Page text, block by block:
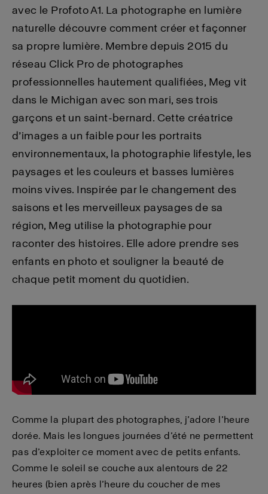
avec le Profoto A1. La photographe en lumière
naturelle découvre comment créer et façonner
sa propre lumière. Membre depuis 2015 du
réseau Click Pro de photographes
professionnelles hautement qualifiées, Meg vit
dans le Michigan avec son mari, ses trois
garçons et un saint-bernard. Cette créatrice
d’images a un faible pour les portraits
environnementaux, la photographie lifestyle, les
paysages et les couleurs et basses lumières
moins vives. Inspirée par le changement des
saisons et les merveilleux paysages de sa
région, Meg utilise la photographie pour
raconter des histoires. Elle adore prendre ses
enfants en photo et souligner la beauté de
chaque petit moment du quotidien.
Comme la plupart des photographes, j’adore l’heure
dorée. Mais les longues journées d’été ne permettent
pas d’exploiter ce moment avec de petits enfants.
Comme le soleil se couche aux alentours de 22
heures (bien après l’heure du coucher de mes